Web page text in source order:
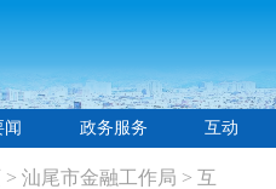
闻 政务服务 互动
> 汕尾市金融工作局 > 互